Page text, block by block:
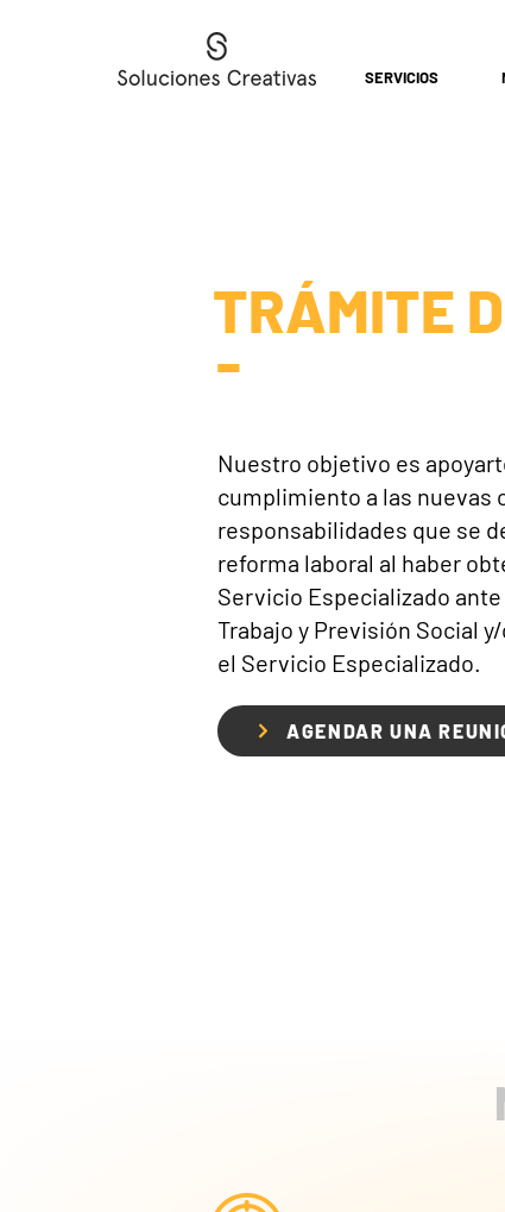
SERVICIOS
TRÁMITE
-
Nuestro objetivo es
cumplimiento a las nuevas
responsabilidades que se
reforma laboral al haber
Servicio Especializado
Trabajo y Previsión Social
el Servicio Especializado.
AGENDAR UNA